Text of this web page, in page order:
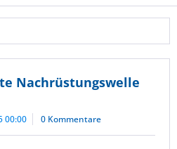
Nachrüstungswelle
00:00 0 Kommentare